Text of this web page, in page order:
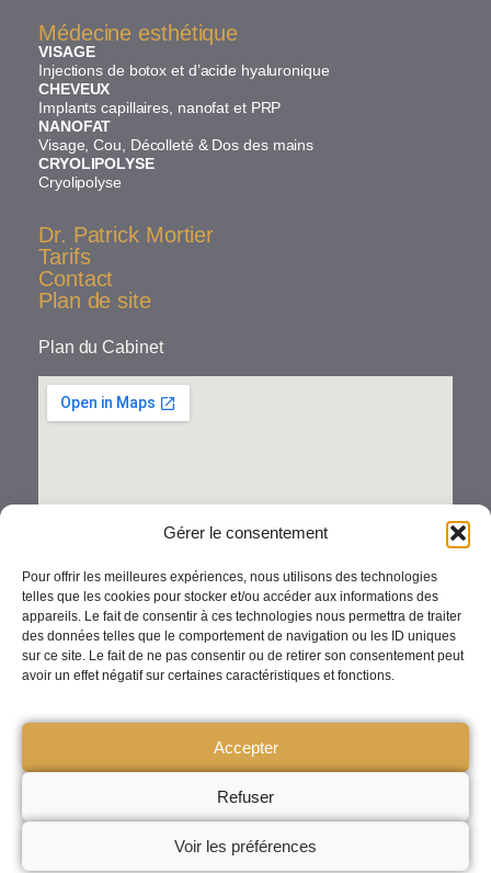
Gérer le consentement
Pour offrir les meilleures expériences, nous utilisons des technologies
telles que les cookies pour stocker et/ou accéder aux informations des
appareils. Le fait de consentir à ces technologies nous permettra de traiter
des données telles que le comportement de navigation ou les ID uniques
sur ce site. Le fait de ne pas consentir ou de retirer son consentement peut
avoir un effet négatif sur certaines caractéristiques et fonctions.
Accepter
Refuser
Voir les préférences
Médecine esthétique
VISAGE
Injections de botox et d’acide hyaluronique
CHEVEUX
Implants capillaires, nanofat et PRP
NANOFAT
Visage, Cou, Décolleté & Dos des mains
CRYOLIPOLYSE
Cryolipolyse
Dr. Patrick Mortier
Tarifs
Contact
Plan de site
Plan du Cabinet
Politique de confidentialité
Tous droits réservés©Patrick Mortier